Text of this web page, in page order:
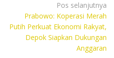
Pos selanjutnya
Prabowo: Koperasi Merah
Putih Perkuat Ekonomi Rakyat,
Depok Siapkan Dukungan
Anggaran